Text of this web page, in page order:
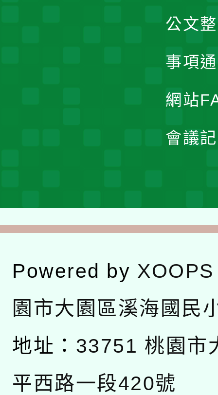
公文
事項
網站
會議
Powered by XOOPS
園市大園區溪海國民
地址： 33751 桃園市
平西路一段420號